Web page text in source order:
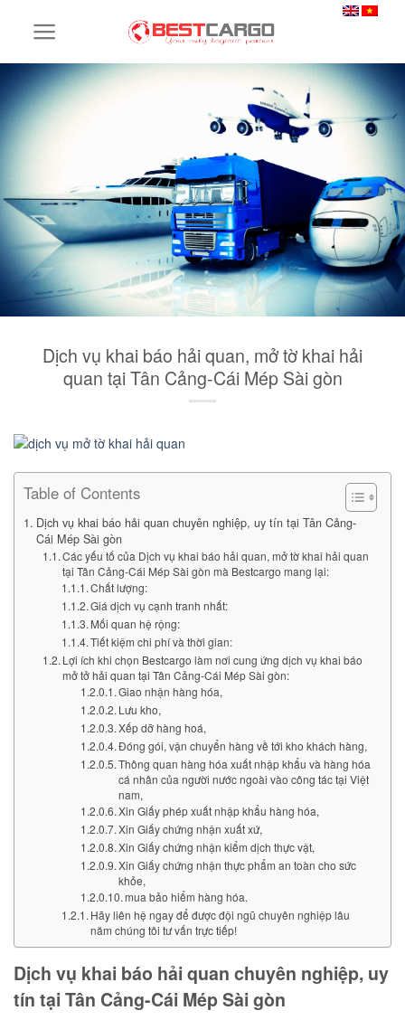
Dịch vụ khai báo hải quan, mở tờ khai hải
quan tại Tân Cảng-Cái Mép Sài gòn
Table of Contents
Dịch vụ khai báo hải quan chuyên nghiệp, uy tín tại Tân Cảng-
Cái Mép Sài gòn
Các yếu tố của Dịch vụ khai báo hải quan, mở tờ khai hải quan
tại Tân Cảng-Cái Mép Sài gòn mà Bestcargo mang lại:
Chất lượng:
Giá dịch vụ cạnh tranh nhất:
Mối quan hệ rộng:
Tiết kiệm chi phí và thời gian:
Lợi ích khi chọn Bestcargo làm nơi cung ứng dịch vụ khai báo
mở tở hải quan tại Tân Cảng-Cái Mép Sài gòn:
Giao nhận hàng hóa,
Lưu kho,
Xếp dỡ hàng hoá,
Đóng gói, vận chuyển hàng về tới kho khách hàng,
Thông quan hàng hóa xuất nhập khẩu và hàng hóa
cá nhân của người nước ngoài vào công tác tại Việt
nam,
Xin Giấy phép xuất nhập khẩu hàng hóa,
Xin Giấy chứng nhận xuất xứ,
Xin Giấy chứng nhận kiểm dịch thực vật,
Xin Giấy chứng nhận thực phẩm an toàn cho sức
khỏe,
mua bảo hiểm hàng hóa.
Hãy liên hệ ngay để được đội ngũ chuyên nghiệp lâu
năm chúng tôi tư vấn trực tiếp!
Dịch vụ khai báo hải quan chuyên nghiệp, uy
tín tại Tân Cảng-Cái Mép Sài gòn